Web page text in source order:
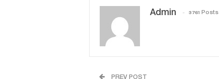
Admin 3761 Posts